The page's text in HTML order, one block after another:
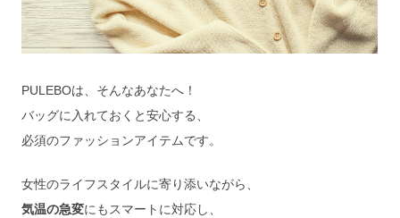
PULEBOは、そんなあなたへ！
バッグに入れておくと安心する、
必須のファッションアイテムです。
女性のライフスタイルに寄り添いながら、
気温の急変にもスマートに対応し、